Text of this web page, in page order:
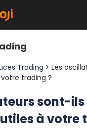
Trading > Les
trading ?
sont-ils
à votre